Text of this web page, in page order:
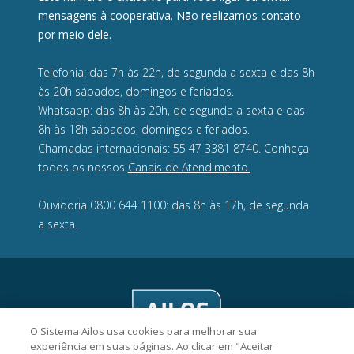
mensagens à cooperativa. Não realizamos contato
por meio dele.
Telefonia: das 7h às 22h, de segunda a sexta e das 8h
às 20h sábados, domingos e feriados.
Whatsapp: das 8h às 20h, de segunda a sexta e das
8h às 18h sábados, domingos e feriados.
Chamadas internacionais: 55 47 3381 8740. Conheça
todos os nossos Canais de Atendimento.
Ouvidoria 0800 644 1100: das 8h às 17h, de segunda
a sexta.
O Sistema Ailos usa cookies para melhorar sua
experiência em suas páginas. Ao clicar em "Aceitar